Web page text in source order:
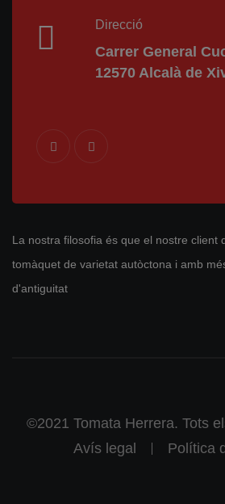
Direcció
Carrer General
12570 Alcalà de
La nostra filosofia és que el nostre client
tomàquet de varietat autòctona i amb
d'antiguitat
©2021 Tomata Herrera. Tots
Avís legal
Política